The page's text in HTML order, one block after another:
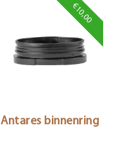
€10,00
Antares binnenring